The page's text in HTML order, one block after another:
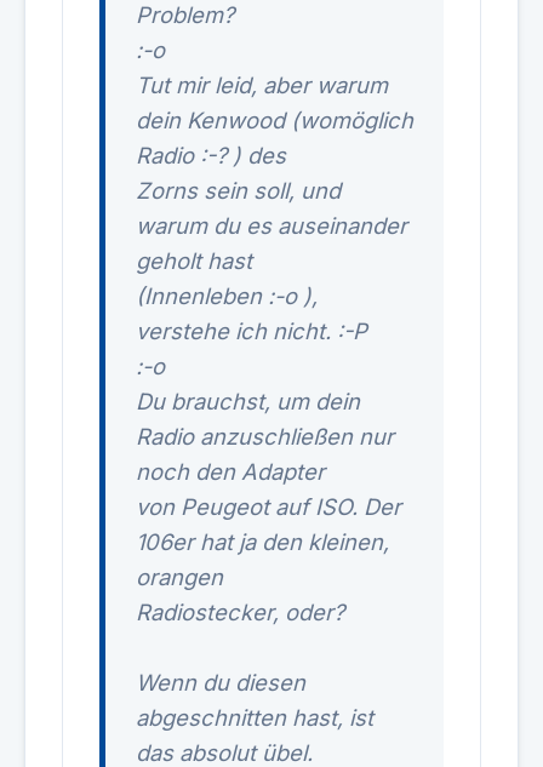
Problem?
:-o
Tut mir leid, aber warum
dein Kenwood (womöglich
Radio :-? ) des
Zorns sein soll, und
warum du es auseinander
geholt hast
(Innenleben :-o ),
verstehe ich nicht. :-P
:-o
Du brauchst, um dein
Radio anzuschließen nur
noch den Adapter
von Peugeot auf ISO. Der
106er hat ja den kleinen,
orangen
Radiostecker, oder?
Wenn du diesen
abgeschnitten hast, ist
das absolut übel.